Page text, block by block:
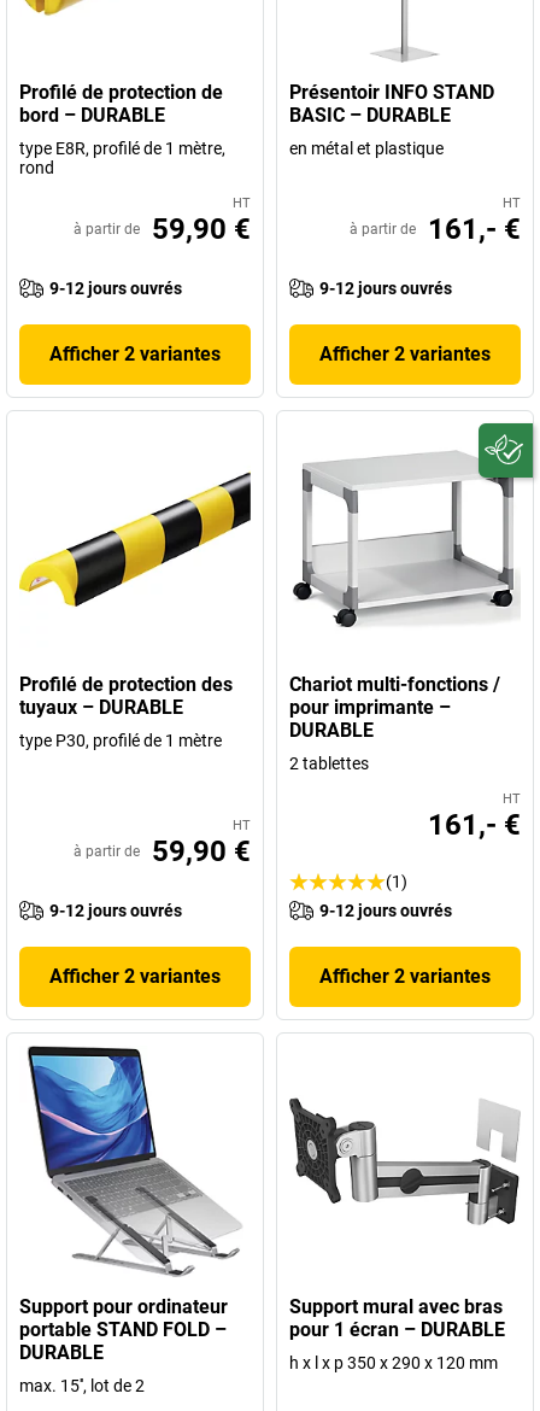
Profilé de protection de
bord – DURABLE
type E8R, profilé de 1 mètre,
rond
HT
à partir de 59,90 €
9-12 jours ouvrés
Afficher 2 variantes
Présentoir INFO STAND
BASIC – DURABLE
en métal et plastique
HT
à partir de 161,- €
9-12 jours ouvrés
Afficher 2 variantes
Profilé de protection des
tuyaux – DURABLE
type P30, profilé de 1 mètre
HT
à partir de 59,90 €
9-12 jours ouvrés
Afficher 2 variantes
Chariot multi-fonctions /
pour imprimante –
DURABLE
2 tablettes
HT
161,- €
(1)
9-12 jours ouvrés
Afficher 2 variantes
Support pour ordinateur
portable STAND FOLD –
DURABLE
max. 15'', lot de 2
Support mural avec bras
pour 1 écran – DURABLE
h x l x p 350 x 290 x 120 mm